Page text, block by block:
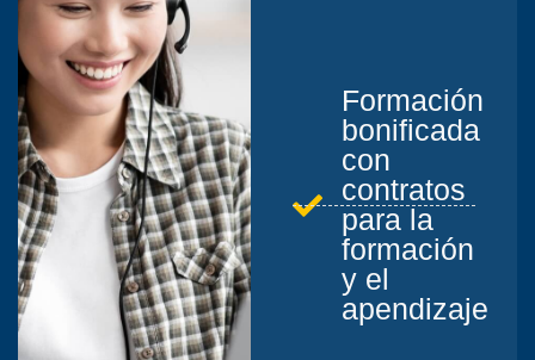
Formación
bonificada
con
contratos
para la
formación
y el
apendizaje